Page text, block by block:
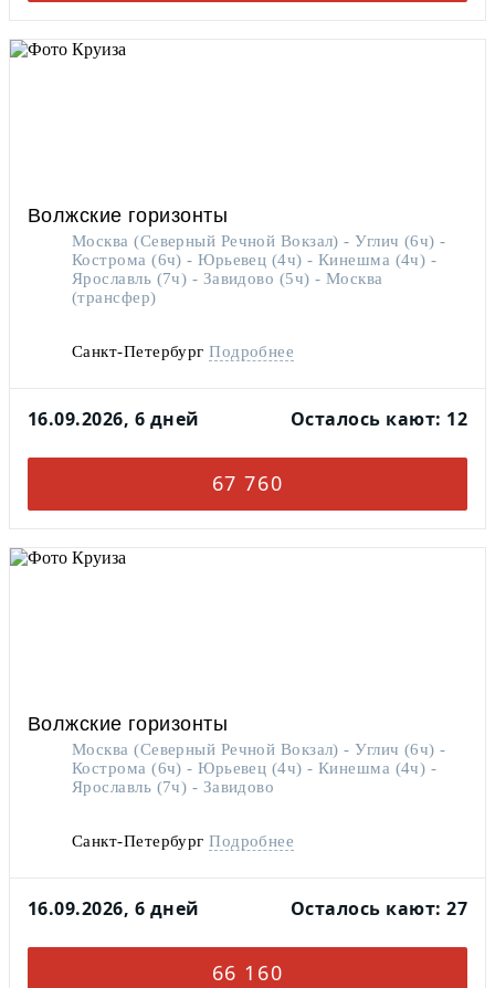
Волжские горизонты
Москва (Северный Речной Вокзал) - Углич (6ч) -
Кострома (6ч) - Юрьевец (4ч) - Кинешма (4ч) -
Ярославль (7ч) - Завидово (5ч) - Москва
(трансфер)
Санкт-ПетербургПодробнее
16.09.2026, 6 дней Осталось кают: 12
67 760
Волжские горизонты
Москва (Северный Речной Вокзал) - Углич (6ч) -
Кострома (6ч) - Юрьевец (4ч) - Кинешма (4ч) -
Ярославль (7ч) - Завидово
Санкт-ПетербургПодробнее
16.09.2026, 6 дней Осталось кают: 27
66 160